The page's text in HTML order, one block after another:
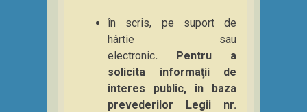
în scris, pe suport de
hârtie sau
electronic. Pentru a
solicita informaţii de
interes public, în baza
prevederilor Legii nr.